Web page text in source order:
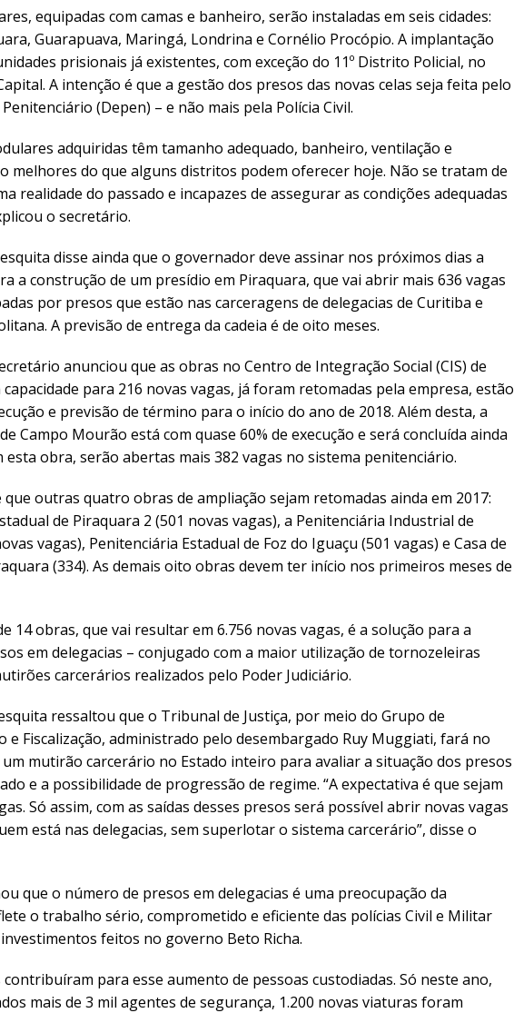
equipadas com camas e banheiro, serão instaladas em seis cidades:
Guarapuava, Maringá, Londrina e Cornélio Procópio. A implantação
prisionais já existentes, com exceção do 11º Distrito Policial, no
A intenção é que a gestão dos presos das novas celas seja feita pelo
(Depen) – e não mais pela Polícia Civil.
adquiridas têm tamanho adequado, banheiro, ventilação e
melhores do que alguns distritos podem oferecer hoje. Não se tratam de
realidade do passado e incapazes de assegurar as condições adequadas
o secretário.
disse ainda que o governador deve assinar nos próximos dias a
a construção de um presídio em Piraquara, que vai abrir mais 636 vagas
por presos que estão nas carceragens de delegacias de Curitiba e
A previsão de entrega da cadeia é de oito meses.
anunciou que as obras no Centro de Integração Social (CIS) de
para 216 novas vagas, já foram retomadas pela empresa, estão
e previsão de término para o início do ano de 2018. Além desta, a
Campo Mourão está com quase 60% de execução e será concluída ainda
esta obra, serão abertas mais 382 vagas no sistema penitenciário.
que outras quatro obras de ampliação sejam retomadas ainda em 2017:
de Piraquara 2 (501 novas vagas), a Penitenciária Industrial de
vagas), Penitenciária Estadual de Foz do Iguaçu (501 vagas) e Casa de
(334). As demais oito obras devem ter início nos primeiros meses de
14 obras, que vai resultar em 6.756 novas vagas, é a solução para a
em delegacias – conjugado com a maior utilização de tornozeleiras
carcerários realizados pelo Poder Judiciário.
ressaltou que o Tribunal de Justiça, por meio do Grupo de
e Fiscalização, administrado pelo desembargado Ruy Muggiati, fará no
mutirão carcerário no Estado inteiro para avaliar a situação dos presos
e a possibilidade de progressão de regime. “A expectativa é que sejam
Só assim, com as saídas desses presos será possível abrir novas vagas
está nas delegacias, sem superlotar o sistema carcerário”, disse o
que o número de presos em delegacias é uma preocupação da
o trabalho sério, comprometido e eficiente das polícias Civil e Militar
feitos no governo Beto Richa.
para esse aumento de pessoas custodiadas. Só neste ano,
mais de 3 mil agentes de segurança, 1.200 novas viaturas foram